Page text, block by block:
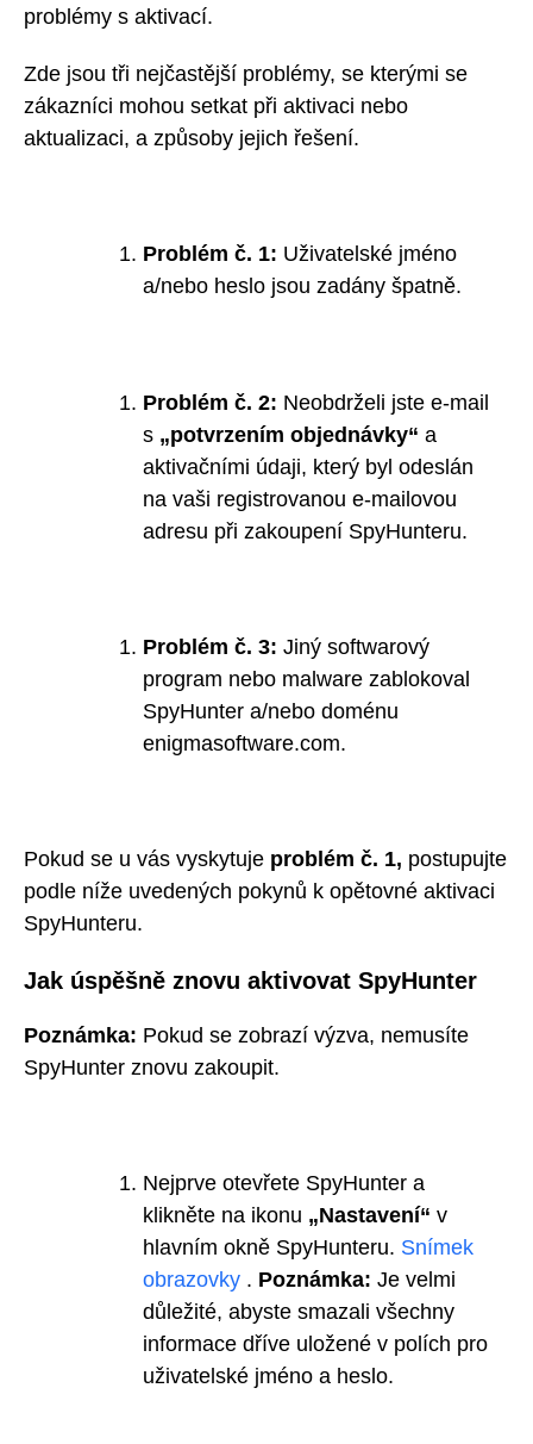
problémy s aktivací.
Zde jsou tři nejčastější problémy, se kterými se
zákazníci mohou setkat při aktivaci nebo
aktualizaci, a způsoby jejich řešení.
Problém č. 1: Uživatelské jméno
a/nebo heslo jsou zadány špatně.
Problém č. 2: Neobdrželi jste e-mail
s „potvrzením objednávky“ a
aktivačními údaji, který byl odeslán
na vaši registrovanou e-mailovou
adresu při zakoupení SpyHunteru.
Problém č. 3: Jiný softwarový
program nebo malware zablokoval
SpyHunter a/nebo doménu
enigmasoftware.com.
Pokud se u vás vyskytuje problém č. 1, postupujte
podle níže uvedených pokynů k opětovné aktivaci
SpyHunteru.
Jak úspěšně znovu aktivovat SpyHunter
Poznámka: Pokud se zobrazí výzva, nemusíte
SpyHunter znovu zakoupit.
Nejprve otevřete SpyHunter a
klikněte na ikonu „Nastavení“ v
hlavním okně SpyHunteru. Snímek
obrazovky . Poznámka: Je velmi
důležité, abyste smazali všechny
informace dříve uložené v polích pro
uživatelské jméno a heslo.